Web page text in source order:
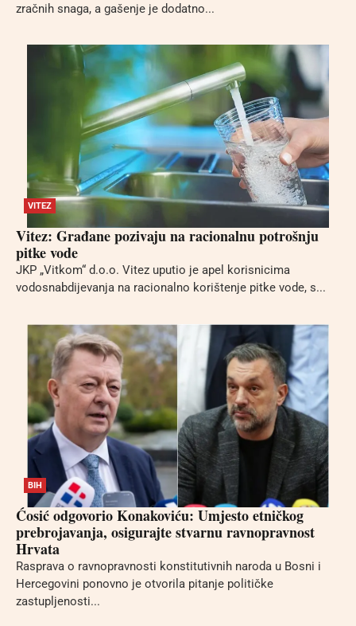
zračnih snaga, a gašenje je dodatno...
VITEZ
Vitez: Građane pozivaju na racionalnu potrošnju
pitke vode
JKP „Vitkom“ d.o.o. Vitez uputio je apel korisnicima
vodosnabdijevanja na racionalno korištenje pitke vode, s...
BIH
Ćosić odgovorio Konakoviću: Umjesto etničkog
prebrojavanja, osigurajte stvarnu ravnopravnost
Hrvata
Rasprava o ravnopravnosti konstitutivnih naroda u Bosni i
Hercegovini ponovno je otvorila pitanje političke
zastupljenosti...